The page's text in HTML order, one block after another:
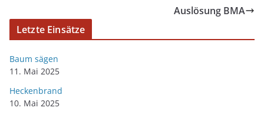
Auslösung BMA
Letzte Einsätze
Baum sägen
11. Mai 2025
Heckenbrand
10. Mai 2025